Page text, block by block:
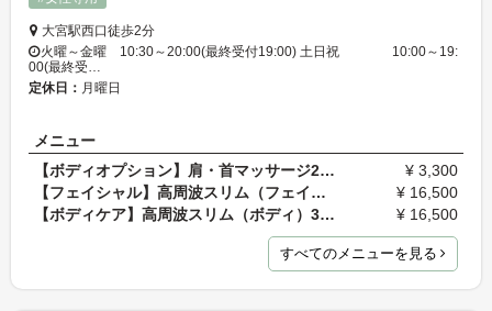
大宮駅西口徒歩2分
火曜～金曜 10:30～20:00(最終受付19:00) 土日祝 10:00～19:
00(最終受…
定休日： 月曜日
メニュー
【ボディオプション】肩・首マッサージ20分
¥ 3,300
【フェイシャル】高周波スリム（フェイシャル）30分〜
¥ 16,500
【ボディケア】高周波スリム（ボディ）30分〜
¥ 16,500
すべてのメニューを見る